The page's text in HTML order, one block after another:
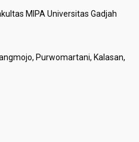
MIPA Universitas Gadjah
Purwomartani, Kalasan,